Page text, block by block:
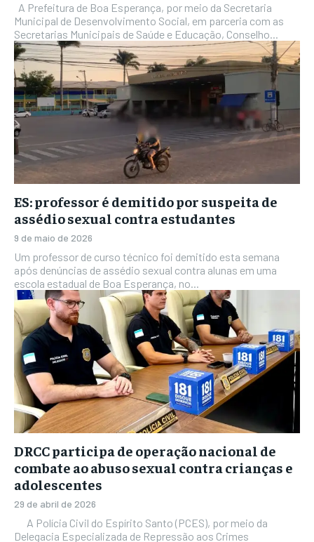
Municipal de Desenvolvimento Social, em parceria com as
Secretarias Municipais de Saúde e Educação, Conselho...
ES: professor é demitido por suspeita de
assédio sexual contra estudantes
9 de maio de 2026
Um professor de curso técnico foi demitido esta semana
após denúncias de assédio sexual contra alunas em uma
escola estadual de Boa Esperança, no...
DRCC participa de operação nacional de
combate ao abuso sexual contra crianças e
adolescentes
29 de abril de 2026
Delegacia Especializada de Repressão aos Crimes